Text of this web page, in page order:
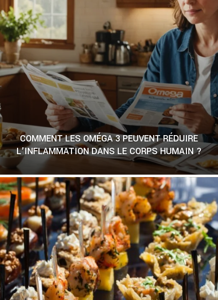
COMMENT LES OMÉGA 3 PEUVENT RÉDUIRE
L’INFLAMMATION DANS LE CORPS HUMAIN ?